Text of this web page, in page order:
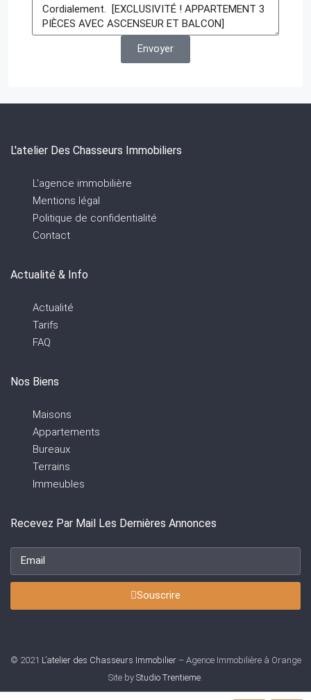
Envoyer
L'atelier Des Chasseurs Immobiliers
L'agence immobilière
Mentions légal
Politique de confidentialité
Contact
Actualité & Info
Actualité
Tarifs
FAQ
Nos Biens
Maisons
Appartements
Bureaux
Terrains
Immeubles
Recevez Par Mail Les Dernières Annonces
Souscrire
© 2021 L’atelier des Chasseurs Immobilier– Agence Immobilière à Orange
Site by Studio Trentieme